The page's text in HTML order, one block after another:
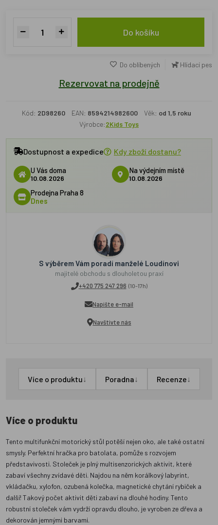
Do košíku
Do oblíbených Hlídací pes
Rezervovat na prodejně
Kód: 2D98260 EAN: 8594214982600 Věk: od 1,5 roku
Výrobce:2Kids Toys
Dostupnost a expedice Kdy zboží dostanu?
U Vás doma
10.08.2026
Na výdejním místě
10.08.2026
Prodejna Praha 8
Dnes
S výběrem Vám poradí manželé Loudínovi
majitelé obchodu s dlouholetou praxí
+420 775 247 296 (10-17h)
Napište e-mail
Navštivte nás
Více o produktu↓ Poradna↓ Recenze↓
Více o produktu
Tento multifunkční motorický stůl potěší nejen oko, ale také ostatní
smysly. Perfektní hračka pro batolata, pomůže s rozvojem
představivosti. Stoleček je plný multisenzorických aktivit, které
zabaví všechny zvídavé děti. Najdou na něm korálkový labyrint,
vkládačku, xylofon, ozubená kolečka, magnetické chytání rybiček a
další! Takový počet aktivit děti zabaví na dlouhé hodiny. Tento
robustní stoleček vám vydrží opravdu dlouho, je vyroben ze dřeva a
dekorován jemnými barvami.